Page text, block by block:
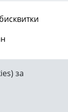
за